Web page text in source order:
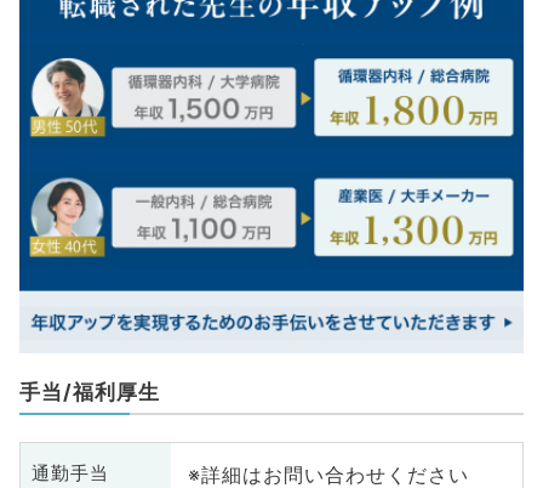
手当/福利厚生
通勤手当 ※詳細はお問い合わせください